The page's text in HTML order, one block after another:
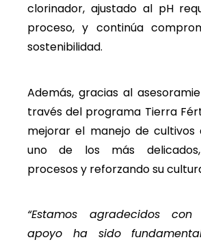
clorinador, ajustado al pH
proceso, y continúa
sostenibilidad.
Además, gracias al
través del programa Tierra
mejorar el manejo de
uno de los más delicados,
procesos y reforzando su
“Estamos agradecidos
apoyo ha sido